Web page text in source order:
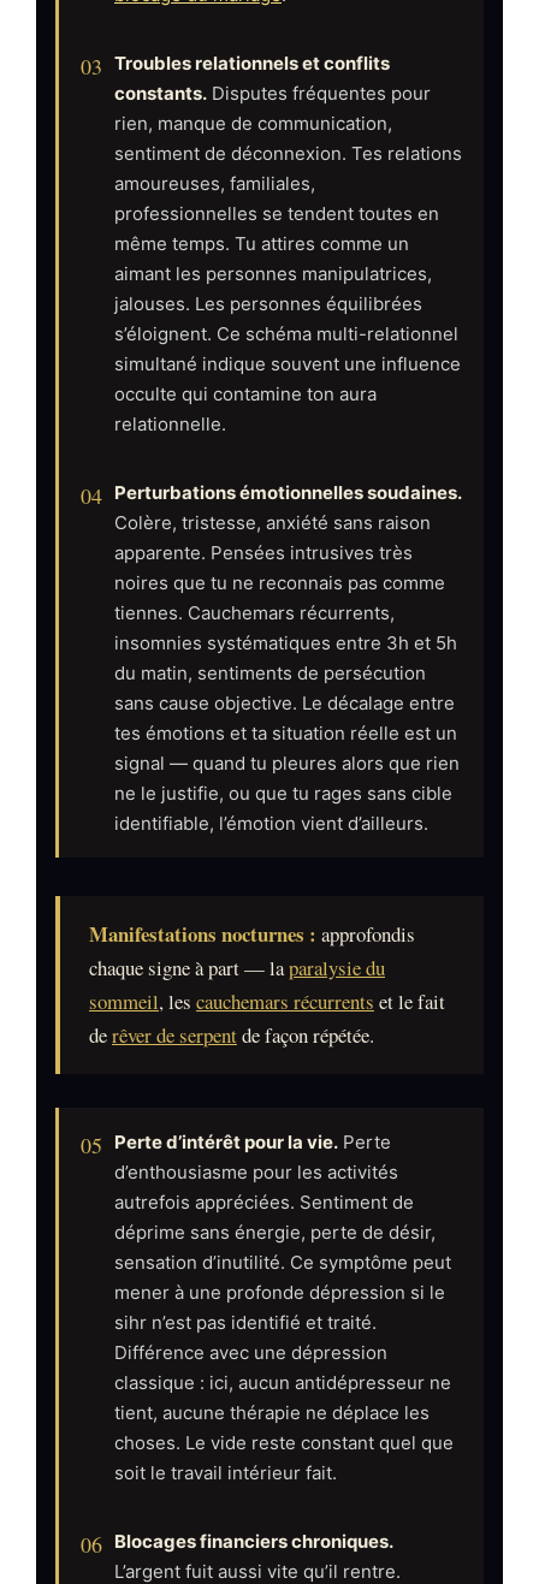
03 Troubles relationnels et conflits
constants. Disputes fréquentes pour
rien, manque de communication,
sentiment de déconnexion. Tes relations
amoureuses, familiales,
professionnelles se tendent toutes en
même temps. Tu attires comme un
aimant les personnes manipulatrices,
jalouses. Les personnes équilibrées
s’éloignent. Ce schéma multi-relationnel
simultané indique souvent une influence
occulte qui contamine ton aura
relationnelle.
04 Perturbations émotionnelles soudaines.
Colère, tristesse, anxiété sans raison
apparente. Pensées intrusives très
noires que tu ne reconnais pas comme
tiennes. Cauchemars récurrents,
insomnies systématiques entre 3h et 5h
du matin, sentiments de persécution
sans cause objective. Le décalage entre
tes émotions et ta situation réelle est un
signal — quand tu pleures alors que rien
ne le justifie, ou que tu rages sans cible
identifiable, l’émotion vient d’ailleurs.
Manifestations nocturnes : approfondis
chaque signe à part — laparalysie du
sommeil, les cauchemars récurrents et le fait
derêver de serpentde façon répétée.
05 Perte d’intérêt pour la vie. Perte
d’enthousiasme pour les activités
autrefois appréciées. Sentiment de
déprime sans énergie, perte de désir,
sensation d’inutilité. Ce symptôme peut
mener à une profonde dépression si le
sihr n’est pas identifié et traité.
Différence avec une dépression
classique : ici, aucun antidépresseur ne
tient, aucune thérapie ne déplace les
choses. Le vide reste constant quel que
soit le travail intérieur fait.
06 Blocages financiers chroniques.
L’argent fuit aussi vite qu’il rentre.